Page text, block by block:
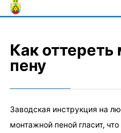
Skip
to
Как
пену
Заводская инструкция на
монтажной пеной гласит,